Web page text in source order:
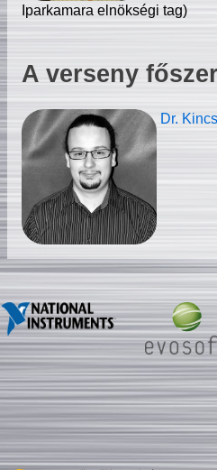
Iparkamara elnökségi tag)
A verseny
Dr.